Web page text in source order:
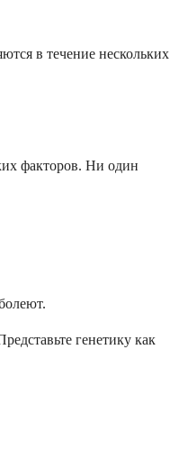
в течение нескольких
факторов. Ни один
генетику как